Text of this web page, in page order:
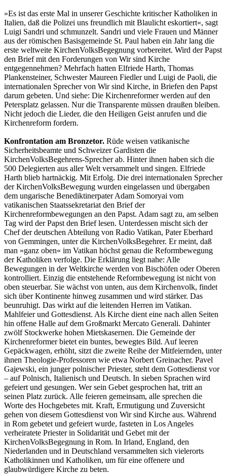
»Es ist das erste Mal in unserer Geschichte kritischer Katholiken in
Italien, daß die Polizei uns freundlich mit Blaulicht eskortiert«, sagt
Luigi Sandri und schmunzelt. Sandri und viele Frauen und Männer
aus der römischen Basisgemeinde St. Paul haben ein Jahr lang die
erste weltweite KirchenVolksBegegnung vorbereitet. Wird der Papst
den Brief mit den Forderungen von Wir sind Kirche
entgegennehmen? Mehrfach hatten Elfriede Harth, Thomas
Plankensteiner, Schwester Maureen Fiedler und Luigi de Paoli, die
internationalen Sprecher von Wir sind Kirche, in Briefen den Papst
darum gebeten. Und siehe: Die Kirchenreformer werden auf den
Petersplatz gelassen. Nur die Transparente müssen draußen bleiben.
Nicht jedoch die Lieder, die den Heiligen Geist anrufen und die
Kirchenreform fordern.
Konfrontation am Bronzetor. Rüde weisen vatikanische
Sicherheitsbeamte und Schweizer Gardisten die
KirchenVolksBegehrens-Sprecher ab. Hinter ihnen haben sich die
500 Delegierten aus aller Welt versammelt und singen. Elfriede
Harth blieb hartnäckig. Mit Erfolg. Die drei internationalen Sprecher
der KirchenVolksBewegung wurden eingelassen und übergaben
dem ungarische Benediktinerpater Adam Somoryai vom
vatikanischen Staatssekretariat den Brief der
Kirchenreformbewegungen an den Papst. Adam sagt zu, am selben
Tag wird der Papst den Brief lesen. Unterdessen mischt sich der
Chef der deutschen Abteilung von Radio Vatikan, Pater Eberhard
von Gemmingen, unter die KirchenVolksBegehrer. Er meint, daß
man »ganz oben« im Vatikan höchst genau die Reformbewegung
der Katholiken verfolge. Die Erklärung liegt nahe: Alle
Bewegungen in der Weltkirche werden von Bischöfen oder Oberen
kontrolliert. Einzig die entstehende Reformbewegung ist nicht von
oben steuerbar. Sie wächst von unten, aus dem Kirchenvolk, findet
sich über Kontinente hinweg zusammen und wird stärker. Das
beunruhigt. Das wirkt auf die leitenden Herren im Vatikan.
Mahlfeier und Gottesdienst. Als Kirche dient eine nach allen Seiten
hin offene Halle auf dem Großmarkt Mercato Generali. Dahinter
zwölf Stockwerke hohen Mietskasernen. Die Gemeinde der
Kirchenreformer bietet ein buntes, bewegtes Bild. Auf leeren
Gepäckwagen, erhöht, sitzt die zweite Reihe der Mitfeiernden, unter
ihnen Theologie-Professoren wie etwa Norbert Greinacher. Pavel
Gajewski, ein junger polnischer Priester, steht dem Gottesdienst vor
– auf Polnisch, Italienisch und Deutsch. In sieben Sprachen wird
gefeiert und gesungen. Wer sein Gebet gesprochen hat, tritt an
seinen Platz zurück. Alle feieren gemeinsam, alle sprechen die
Worte des Hochgebetes mit. Kraft, Ermutigung und Zuversicht
gehen von diesem Gottesdienst von Wir sind Kirche aus. Während
in Rom gebetet und gefeiert wurde, fasteten in Los Angeles
verheiratete Priester in Solidarität und Gebet mit der
KirchenVolksBegegnung in Rom. In Irland, England, den
Niederlanden und in Deutschland versammelten sich vielerorts
Katholikinnen und Katholiken, um für eine offenere und
glaubwürdigere Kirche zu beten.